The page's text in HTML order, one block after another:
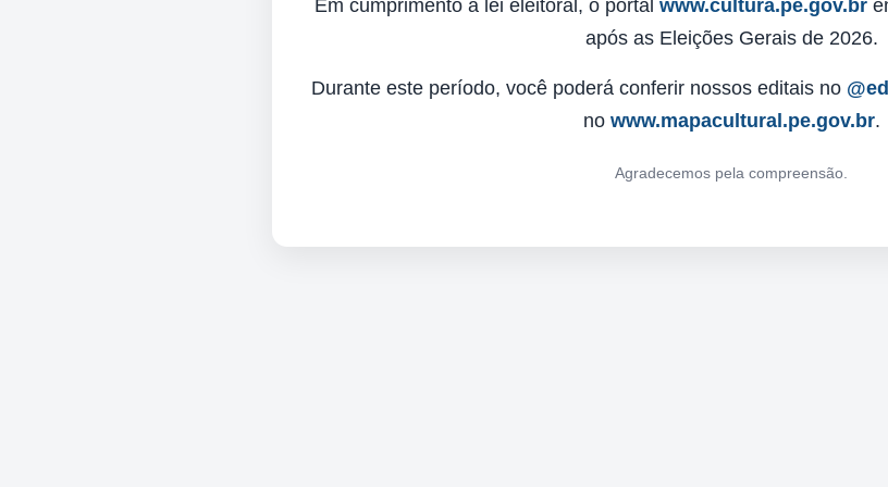
Em cumprimento à lei eleitoral, o portal www.cultura.pe.gov.br
após as Eleições Gerais de 2026.
Durante este período, você poderá conferir nossos editais no
no www.mapacultural.pe.gov.br.
Agradecemos pela compreensão.